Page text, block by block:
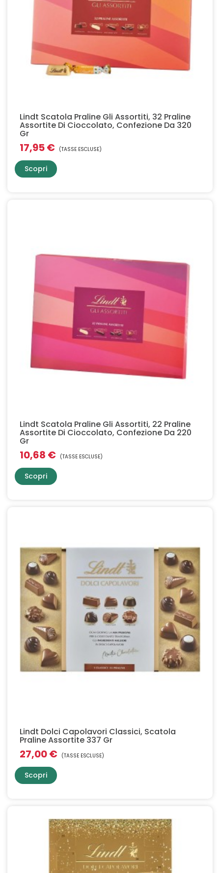
Lindt Scatola Praline Gli Assortiti, 32 Praline
Assortite Di Cioccolato, Confezione Da 320
Gr
17,95 € (TASSE ESCLUSE)
Scopri
Lindt Scatola Praline Gli Assortiti, 22 Praline
Assortite Di Cioccolato, Confezione Da 220
Gr
10,68 € (TASSE ESCLUSE)
Scopri
Lindt Dolci Capolavori Classici, Scatola
Praline Assortite 337 Gr
27,00 € (TASSE ESCLUSE)
Scopri